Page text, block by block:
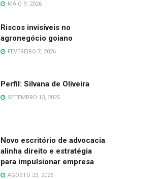
MAIO 9, 2026
Riscos invisíveis no
agronegócio goiano
FEVEREIRO 7, 2026
Perfil: Silvana de Oliveira
SETEMBRO 13, 2025
Novo escritório de advocacia
alinha direito e estratégia
para impulsionar empresa
AGOSTO 23, 2025